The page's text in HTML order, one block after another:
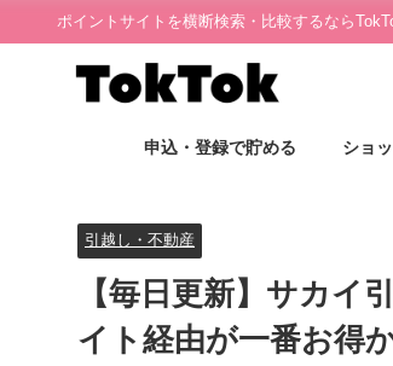
ポイントサイトを横断検索・比較するなら
申込・登録で貯める ショ
引越し・不動産
【毎日更新】サカイ
イト経由が一番お得か